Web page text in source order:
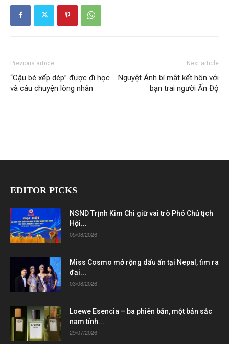
Previous article
“Cậu bé xếp dép” được đi học
và câu chuyện lòng nhân
Next article
Nguyệt Ánh bí mật kết hôn với
bạn trai người Ấn Độ
EDITOR PICKS
NSND Trịnh Kim Chi giữ vai trò Phó Chủ tịch
Hội...
05/08/2026
Miss Cosmo mở rộng dấu ấn tại Nepal, tìm ra
đại...
03/08/2026
Loewe Esencia – ba phiên bản, một bản sắc
nam tính...
29/07/2026